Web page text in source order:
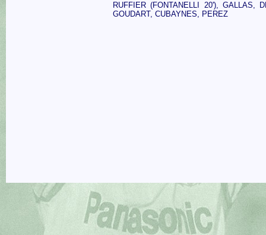
RUFFIER (FONTANELLI 20'), GALLAS,
GOUDART, CUBAYNES, PEREZ